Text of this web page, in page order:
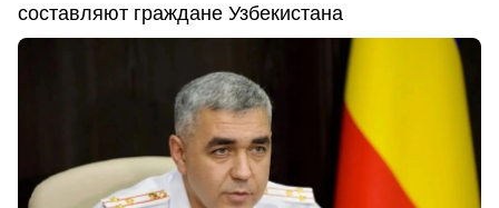
составляют граждане Узбекистана